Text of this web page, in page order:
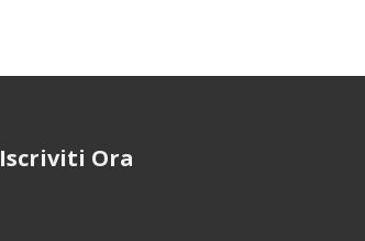
Iscriviti Ora